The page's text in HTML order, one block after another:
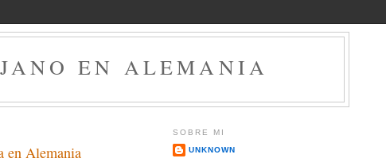
EN ALEMANIA
en Alemania
SOBRE MI
UNKNOWN